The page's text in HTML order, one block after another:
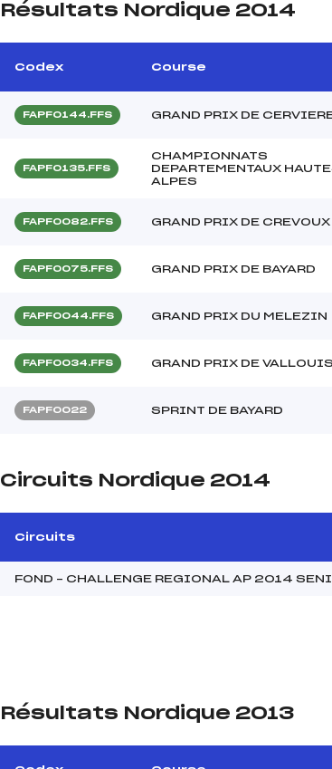
Résultats Nordique 2014
Codex Course
FAPF0144.FFS GRAND PRIX DE
FAPF0135.FFS
CHAMPIONNATS
DEPARTEMENTAUX
ALPES
FAPF0082.FFS GRAND PRIX DE CREVOUX
FAPF0075.FFS GRAND PRIX DE BAYARD
FAPF0044.FFS GRAND PRIX DU MELEZIN
FAPF0034.FFS GRAND PRIX DE
FAPF0022 SPRINT DE BAYARD
Circuits Nordique 2014
Circuits
FOND – CHALLENGE REGIONAL AP 2014
Résultats Nordique 2013